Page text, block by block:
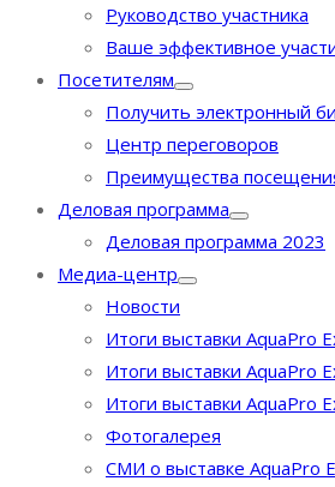
Руководство участника
Ваше эффективное
Посетителям
Получить электронный
Центр переговоров
Преимущества
Деловая программа
Деловая программа 2023
Медиа-центр
Новости
Итоги выставки AquaPro
Итоги выставки AquaPro
Итоги выставки AquaPro
Фотогалерея
СМИ о выставке AquaPro